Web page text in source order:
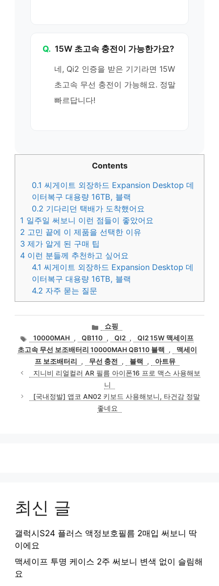
Q. 15W 초고속 충전이 가능한가요?
네, Qi2 인증을 받은 기기라면 15W
초고속 무선 충전이 가능해요. 정말
빠르답니다!
Contents
0.1 씨게이트 외장하드 Expansion Desktop 데
이터복구 대용량 16TB, 블랙
0.2 기다리던 택배가 도착했어요
1 일주일 써보니 이런 점들이 좋았어요
2 고민 끝에 이 제품을 선택한 이유
3 제가 알게 된 구매 팁
4 이런 분들께 추천하고 싶어요
4.1 씨게이트 외장하드 Expansion Desktop 데
이터복구 대용량 16TB, 블랙
4.2 자주 묻는 질문
카
테
고
리
쇼핑
태
그
10000MAH , QB110 , QI2 ,
QI2 15W 맥세이프
초고속 무선 보조배터리 10000MAH QB110 블랙
,
맥세이
프 보조배터리
, 무선 충전 , 블랙 ,
아트뮤
지니비 리얼컬러 AR 필름 아이폰16 프로 맥스 사용해보
니
[국내정발] 앱코 AN02 키보드 사용해보니, 타건감 정말
좋네요
최신 글
갤럭시S24 플러스 액정보호필름 2매입 써보니 딱
이에요
맥세이프 투명 케이스 2주 써보니 변색 없이 슬림해
요